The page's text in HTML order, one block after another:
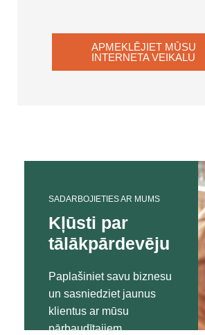
APMEKLĒJIET MŪSU
INTERNETA VEIKALU
SADARBOJIETIES AR MUMS
Kļūsti par
tālākpārdevēju
Paplašiniet savu biznesu
un sasniedziet jaunus
klientus ar mūsu
pārbaudītajiem